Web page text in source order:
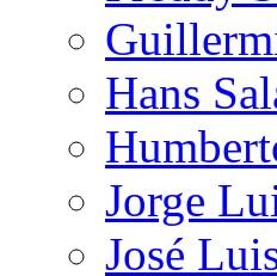
Hans
Jorge
José